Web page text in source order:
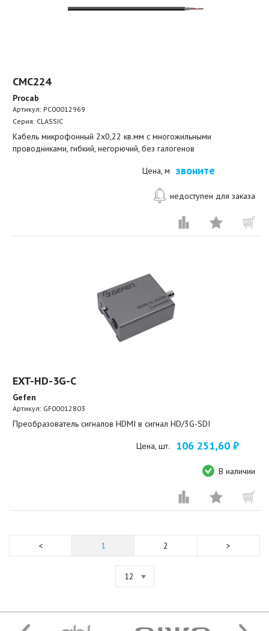
CMC224
Procab
Артикул: PC00012969
Серия: CLASSIC
Кабель микрофонный 2x0,22 кв.мм с многожильными
проводниками, гибкий, негорючий, без галогенов
Цена, м звоните
недоступен для заказа
EXT-HD-3G-C
Gefen
Артикул: GF00012803
Преобразователь сигналов HDMI в сигнал HD/3G-SDI
Цена, шт. 106 251,60 ₽
В наличии
1 2
12